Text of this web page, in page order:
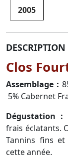
2005
DESCRIPTION
Clos
Assemblage :
5% Cabernet
Dégustation :
frais éclatants.
Tannins fins
cette année.